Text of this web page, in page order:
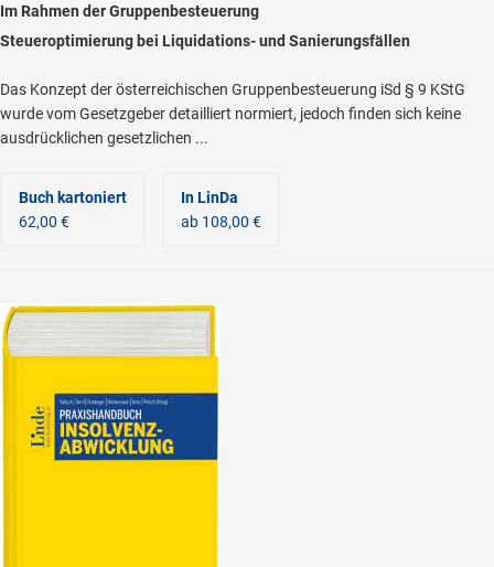
Im Rahmen der Gruppenbesteuerung
Steueroptimierung bei Liquidations- und Sanierungsfällen
Das Konzept der österreichischen Gruppenbesteuerung iSd § 9 KStG
wurde vom Gesetzgeber detailliert normiert, jedoch finden sich keine
ausdrücklichen gesetzlichen ...
Buch kartoniert
62,00 €
In LinDa
ab 108,00 €